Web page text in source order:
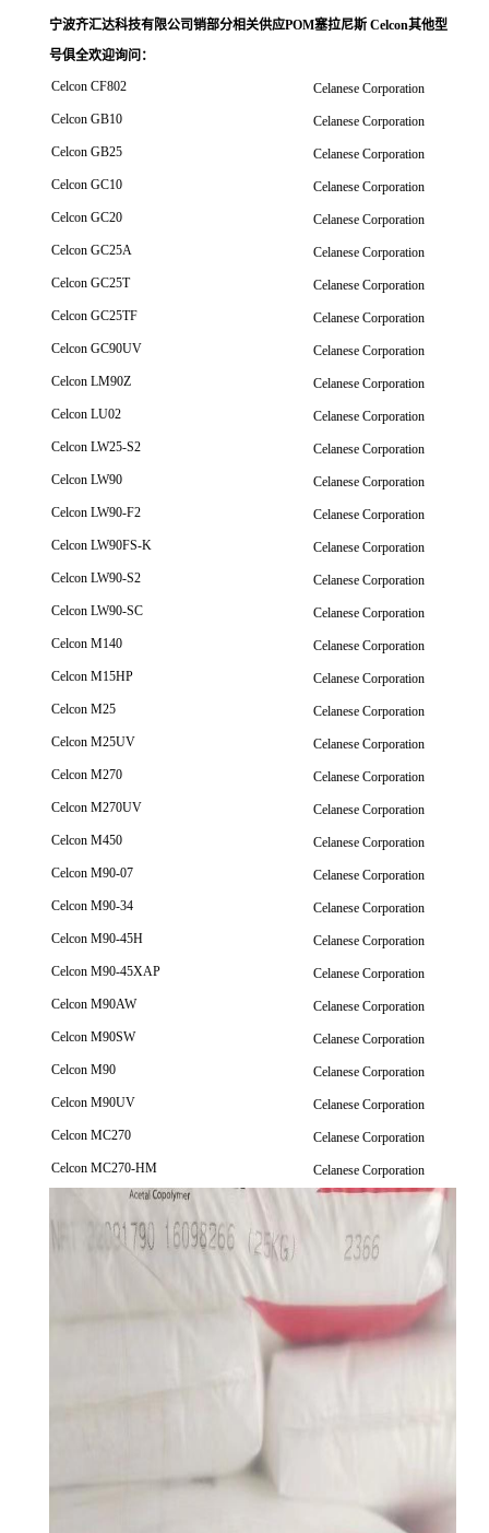
宁波齐汇达科技有限公司销部分相关供应POM塞拉尼斯 Celcon其他型
号俱全欢迎询问 ：
Celcon CF802
Celanese Corporation
Celcon GB10
Celanese Corporation
Celcon GB25
Celanese Corporation
Celcon GC10
Celanese Corporation
Celcon GC20
Celanese Corporation
Celcon GC25A
Celanese Corporation
Celcon GC25T
Celanese Corporation
Celcon GC25TF
Celanese Corporation
Celcon GC90UV
Celanese Corporation
Celcon LM90Z
Celanese Corporation
Celcon LU02
Celanese Corporation
Celcon LW25-S2
Celanese Corporation
Celcon LW90
Celanese Corporation
Celcon LW90-F2
Celanese Corporation
Celcon LW90FS-K
Celanese Corporation
Celcon LW90-S2
Celanese Corporation
Celcon LW90-SC
Celanese Corporation
Celcon M140
Celanese Corporation
Celcon M15HP
Celanese Corporation
Celcon M25
Celanese Corporation
Celcon M25UV
Celanese Corporation
Celcon M270
Celanese Corporation
Celcon M270UV
Celanese Corporation
Celcon M450
Celanese Corporation
Celcon M90-07
Celanese Corporation
Celcon M90-34
Celanese Corporation
Celcon M90-45H
Celanese Corporation
Celcon M90-45XAP
Celanese Corporation
Celcon M90AW
Celanese Corporation
Celcon M90SW
Celanese Corporation
Celcon M90
Celanese Corporation
Celcon M90UV
Celanese Corporation
Celcon MC270
Celanese Corporation
Celcon MC270-HM
Celanese Corporation